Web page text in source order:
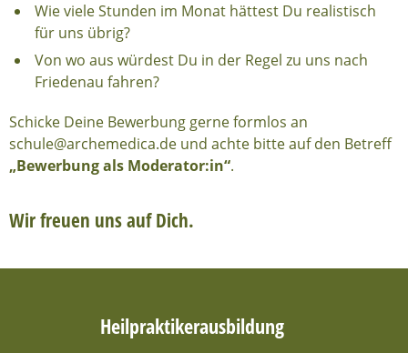
Wie viele Stunden im Monat hättest Du realistisch
für uns übrig?
Von wo aus würdest Du in der Regel zu uns nach
Friedenau fahren?
Schicke Deine Bewerbung gerne formlos an
schule@archemedica.de und achte bitte auf den Betreff
„Bewerbung als Moderator:in“.
Wir freuen uns auf Dich.
Heilpraktikerausbildung